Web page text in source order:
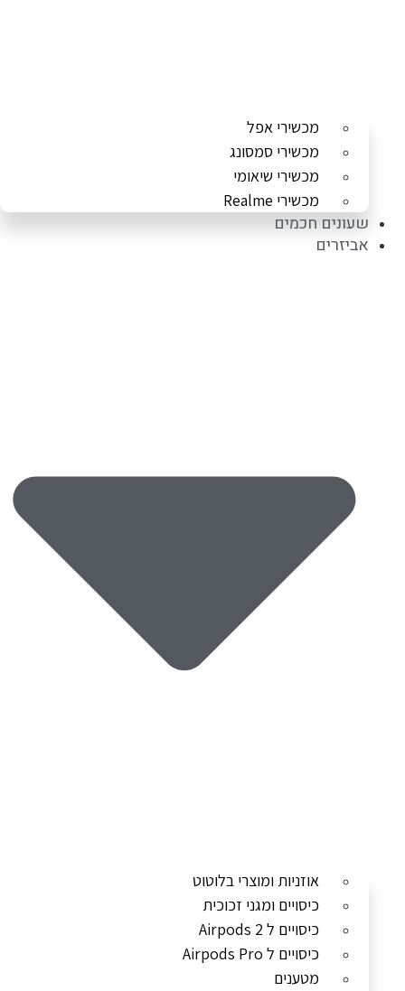
מכשירי אפל
מכשירי סמסונג
מכשירי שיאומי
מכשירי Realme
שעונים חכמים
אביזרים
אוזניות ומוצרי בלוטוט
כיסויים ומגני זכוכית
כיסויים ל Airpods 2
כיסויים ל Airpods Pro
מטענים